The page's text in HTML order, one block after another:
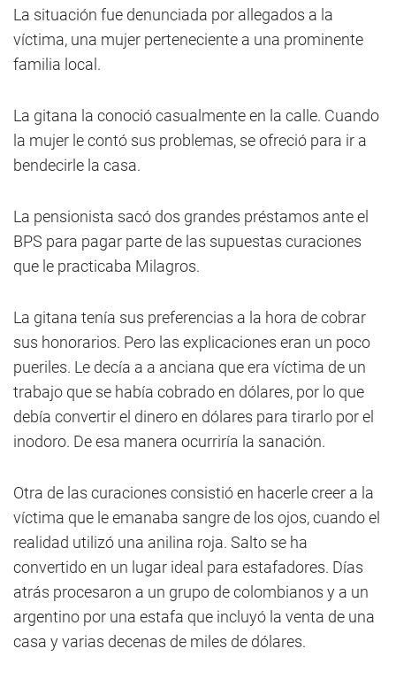
La situación fue denunciada por allegados a la
víctima, una mujer perteneciente a una prominente
familia local.
La gitana la conoció casualmente en la calle. Cuando
la mujer le contó sus problemas, se ofreció para ir a
bendecirle la casa.
La pensionista sacó dos grandes préstamos ante el
BPS para pagar parte de las supuestas curaciones
que le practicaba Milagros.
La gitana tenía sus preferencias a la hora de cobrar
sus honorarios. Pero las explicaciones eran un poco
pueriles. Le decía a a anciana que era víctima de un
trabajo que se había cobrado en dólares, por lo que
debía convertir el dinero en dólares para tirarlo por el
inodoro. De esa manera ocurriría la sanación.
Otra de las curaciones consistió en hacerle creer a la
víctima que le emanaba sangre de los ojos, cuando el
realidad utilizó una anilina roja. Salto se ha
convertido en un lugar ideal para estafadores. Días
atrás procesaron a un grupo de colombianos y a un
argentino por una estafa que incluyó la venta de una
casa y varias decenas de miles de dólares.